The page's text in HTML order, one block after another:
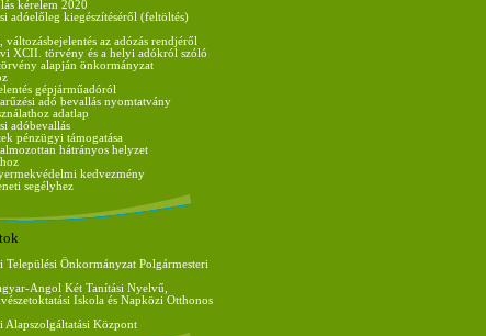
kérelem 2020
adóelőleg kiegészítéséről (feltöltés)
változásbejelentés az adózás rendjéről
XCII. törvény és a helyi adókról szóló
alapján önkormányzat
gépjárműadóról
adó bevallás nyomtatvány
adatlap
adóbevallás
pénzügyi támogatása
hátrányos helyzet
kedvezmény
segélyhez
Települési Önkormányzat Polgármesteri
Angol Két Tanítási Nyelvű,
Iskola és Napközi Otthonos
Alapszolgáltatási Központ